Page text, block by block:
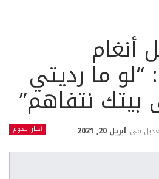
أنغام
ما رديتي
بيتك نتفاهم”
أخبار النجوم في أبريل 20, 2021